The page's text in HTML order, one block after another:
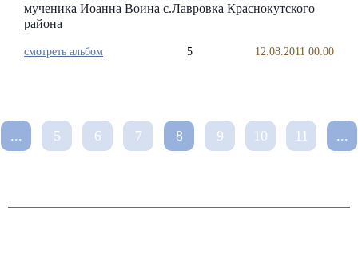
мученика Иоанна Воина с.Лавровка Краснокутского
района
смотреть альбом 5 12.08.2011 00:00
... 5 6 7 8 9 10 11 ...